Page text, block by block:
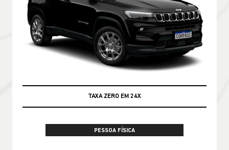
TAXA ZERO EM 24X
PESSOA FÍSICA